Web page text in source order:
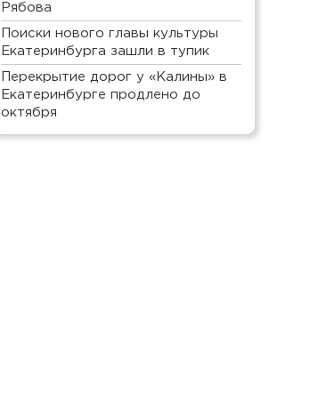
Рябова
Поиски нового главы культуры
Екатеринбурга зашли в тупик
Перекрытие дорог у «Калины» в
Екатеринбурге продлено до
октября